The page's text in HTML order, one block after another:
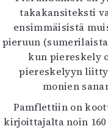
takakansiteksti
ensimmäisistä
pieruun (sumerilaista
kun piereskely
piereskelyyn
monien
Pamflettiin on
kirjoittajalta noin